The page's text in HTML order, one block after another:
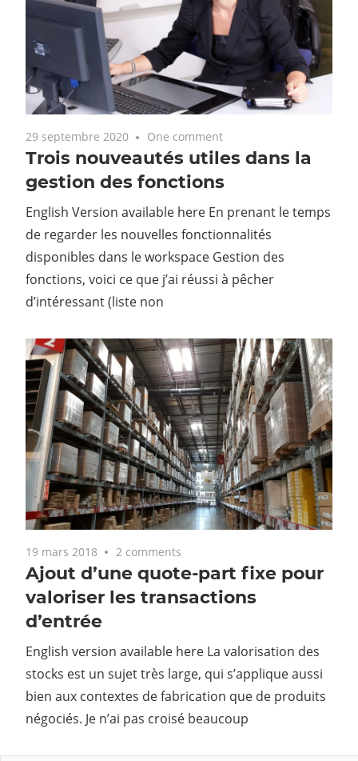
29 septembre 2020 One comment
Trois nouveautés utiles dans la
gestion des fonctions
English Version available here En prenant le temps
de regarder les nouvelles fonctionnalités
disponibles dans le workspace Gestion des
fonctions, voici ce que j’ai réussi à pêcher
d’intéressant (liste non
19 mars 2018 2 comments
Ajout d’une quote-part fixe pour
valoriser les transactions
d’entrée
English version available here La valorisation des
stocks est un sujet très large, qui s’applique aussi
bien aux contextes de fabrication que de produits
négociés. Je n’ai pas croisé beaucoup